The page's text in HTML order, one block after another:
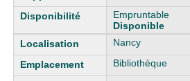
Empruntable
Disponible
Nancy
Bibliothèque